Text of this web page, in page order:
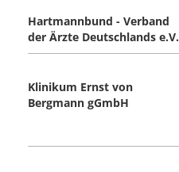
Hartmannbund - Verband
der Ärzte Deutschlands e.V.
Klinikum Ernst von
Bergmann gGmbH